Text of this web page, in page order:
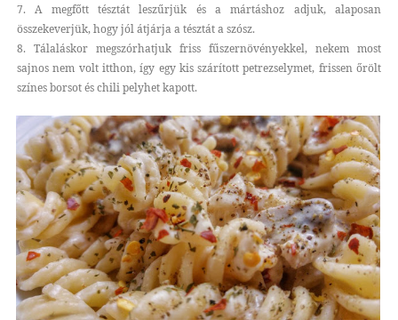
7. A megfőtt tésztát leszűrjük és a mártáshoz adjuk, alaposan
összekeverjük, hogy jól átjárja a tésztát a szósz.
8. Tálaláskor megszórhatjuk friss fűszernövényekkel, nekem most
sajnos nem volt itthon, így egy kis szárított petrezselymet, frissen őrölt
színes borsot és chili pelyhet kapott.